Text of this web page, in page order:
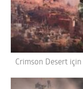
Crimson Desert